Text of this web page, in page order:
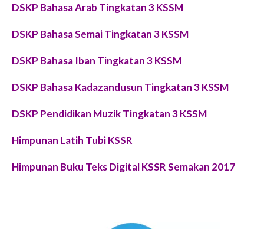
DSKP Bahasa Arab Tingkatan 3 KSSM
DSKP Bahasa Semai Tingkatan 3 KSSM
DSKP Bahasa Iban Tingkatan 3 KSSM
DSKP Bahasa Kadazandusun Tingkatan 3 KSSM
DSKP Pendidikan Muzik Tingkatan 3 KSSM
Himpunan Latih Tubi KSSR
Himpunan Buku Teks Digital KSSR Semakan 2017